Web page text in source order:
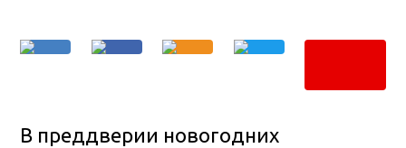
В преддверии новогодних